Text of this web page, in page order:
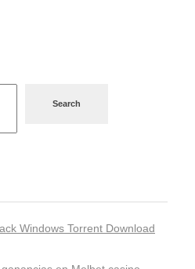
Search
Windows Torrent Download